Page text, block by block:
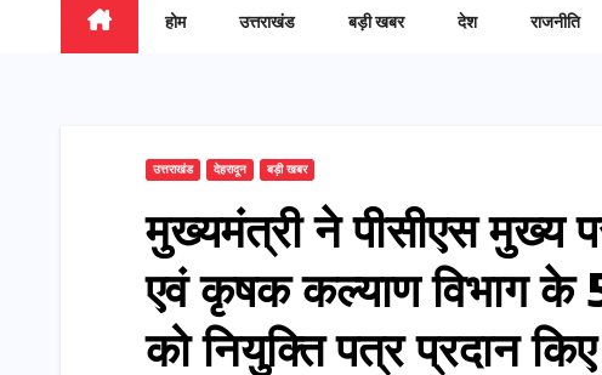
होम उत्तराखंड बड़ी खबर देश राजनीति
उत्तराखंड देहरादून बड़ी खबर
मुख्यमंत्री ने पीसीएस मुख्य
एवं कृषक कल्याण विभाग के
को नियुक्ति पत्र प्रदान किए